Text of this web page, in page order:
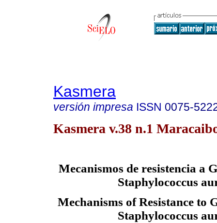
Kasmera
versión impresa ISSN 0075-
Kasmera v.38 n.1
Mecanismos de resistencia a
Staphylococcus
Mechanisms of Resistance to
Staphylococcus